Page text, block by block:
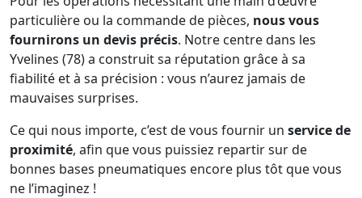
particulière ou la commande de pièces, nous vous
fournirons un devis précis. Notre centre dans les
Yvelines (78) a construit sa réputation grâce à sa
fiabilité et à sa précision : vous n’aurez jamais de
mauvaises surprises.
Ce qui nous importe, c’est de vous fournir un service de
proximité, afin que vous puissiez repartir sur de
bonnes bases pneumatiques encore plus tôt que vous
ne l’imaginez !